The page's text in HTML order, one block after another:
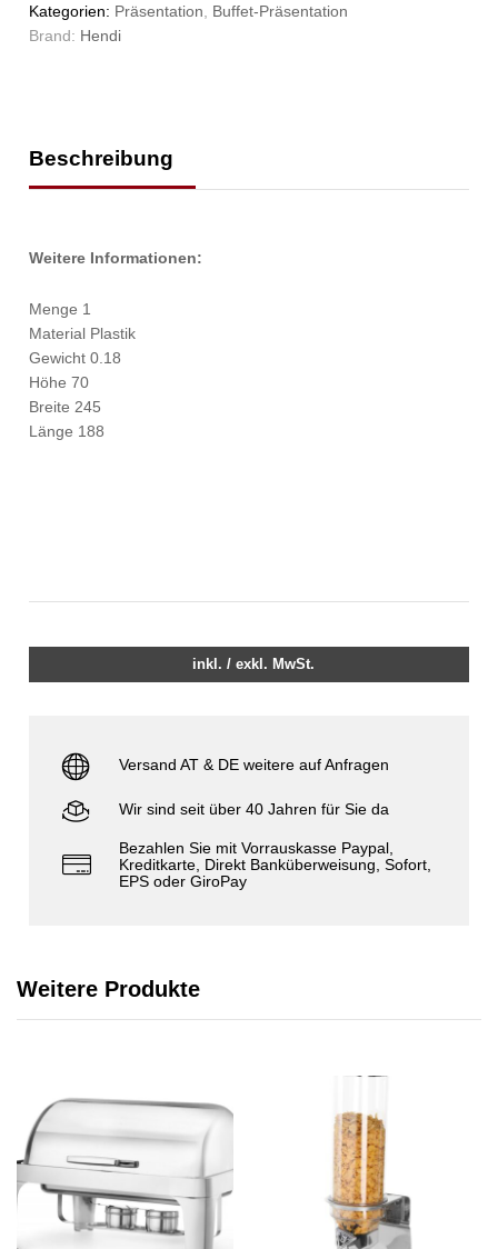
Kategorien: Präsentation
Buffet-Präsentation
Brand: Hendi
Beschreibung
Weitere Informationen:
Menge 1
Material Plastik
Gewicht 0.18
Höhe 70
Breite 245
Länge 188
inkl. / exkl. MwSt.
Versand AT & DE weitere auf Anfragen
Wir sind seit über 40 Jahren für Sie da
Bezahlen Sie mit Vorrauskasse Paypal,
Kreditkarte, Direkt Banküberweisung, Sofort,
EPS oder GiroPay
Weitere Produkte